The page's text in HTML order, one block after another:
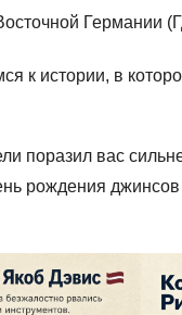
Германии
к истории, в
поразил вас
рождения